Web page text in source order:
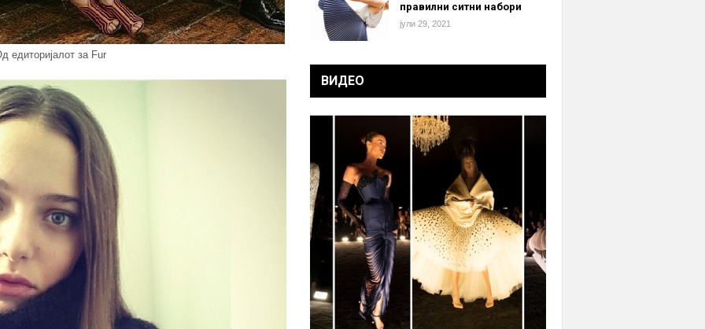
едиторијалот за Fur
правилни ситни набори
јули 29, 2021
ВИДЕО